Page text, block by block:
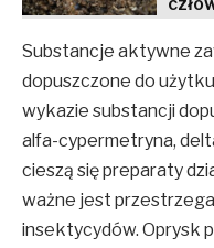
Substancje aktywne
dopuszczone do
wykazie substancji
alfa-cypermetryna,
cieszą się preparaty
ważne jest
insektycydów. Oprysk